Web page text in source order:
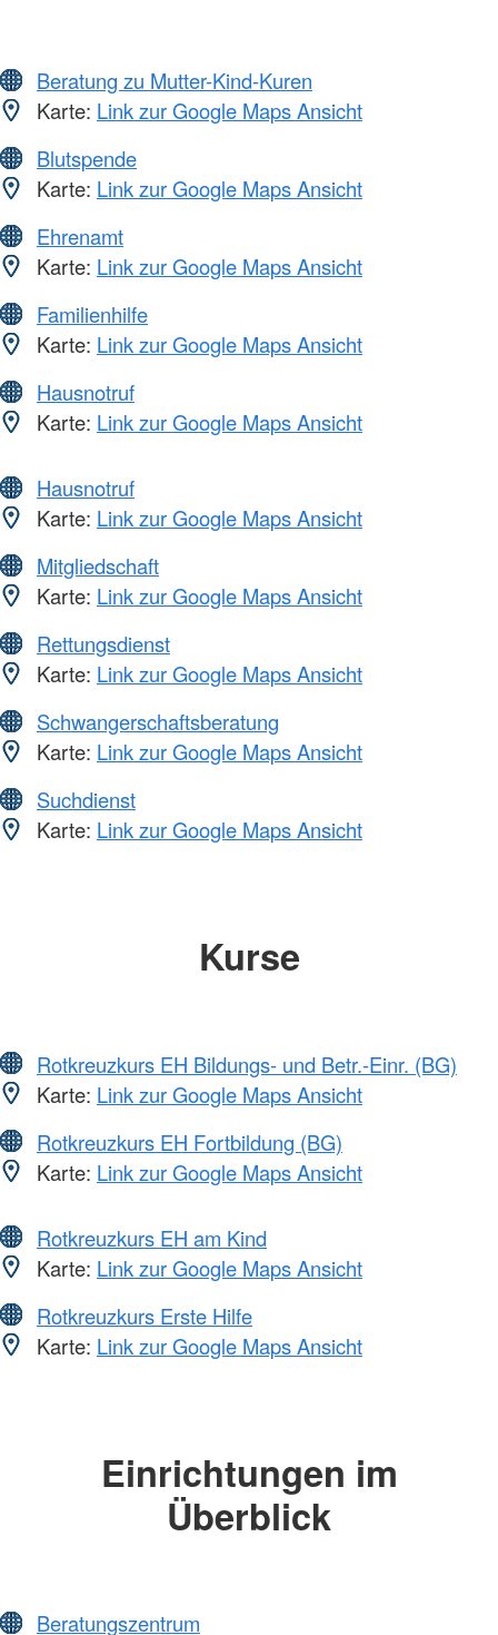
Beratung zu Mutter-Kind-Kuren
Karte: Link zur Google Maps Ansicht
Blutspende
Karte: Link zur Google Maps Ansicht
Ehrenamt
Karte: Link zur Google Maps Ansicht
Familienhilfe
Karte: Link zur Google Maps Ansicht
Hausnotruf
Karte: Link zur Google Maps Ansicht
Hausnotruf
Karte: Link zur Google Maps Ansicht
Mitgliedschaft
Karte: Link zur Google Maps Ansicht
Rettungsdienst
Karte: Link zur Google Maps Ansicht
Schwangerschaftsberatung
Karte: Link zur Google Maps Ansicht
Suchdienst
Karte: Link zur Google Maps Ansicht
Kurse
Rotkreuzkurs EH Bildungs- und Betr.-Einr. (BG)
Karte: Link zur Google Maps Ansicht
Rotkreuzkurs EH Fortbildung (BG)
Karte: Link zur Google Maps Ansicht
Rotkreuzkurs EH am Kind
Karte: Link zur Google Maps Ansicht
Rotkreuzkurs Erste Hilfe
Karte: Link zur Google Maps Ansicht
Einrichtungen im
Überblick
Beratungszentrum